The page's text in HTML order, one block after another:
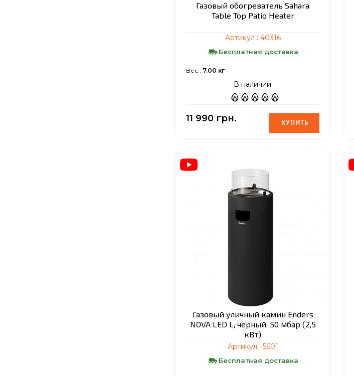
Газовый обогреватель Sahara
Table Top Patio Heater
Артикул : 40316
Бесплатная доставка
Вес : 7.00 кг
В наличии
11 990 грн. КУПИТЬ
КУПИТЬ
Газовый уличный камин Enders
NOVA LED L, черный, 50 мбар (2,5
кВт)
Артикул : 5601
Бесплатная доставка